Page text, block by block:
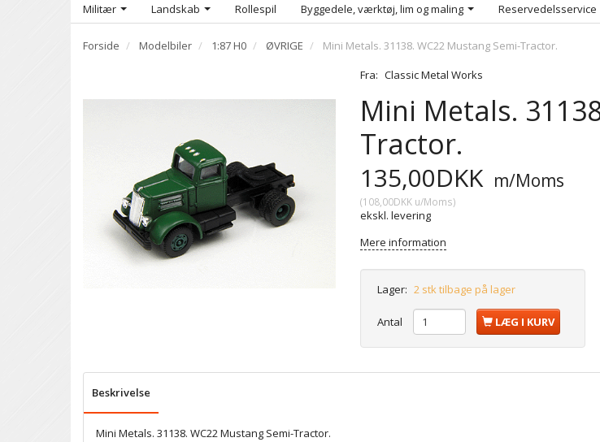
Militær
Landskab Rollespil Byggedele, værktøj, lim og maling Reservedelsservice
Forside Modelbiler 1:87 H0 ØVRIGE
Mini Metals. 31138. WC22 Mustang Semi-Tractor.
Fra: Classic Metal Works
Mini Metals.
Tractor.
135,00DKK m/Moms
(108,00DKK u/Moms)
ekskl. levering
Mere information
Lager: 2 stk tilbage på lager
Antal LÆG I KURV
Beskrivelse
Mini Metals. 31138. WC22 Mustang Semi-Tractor.